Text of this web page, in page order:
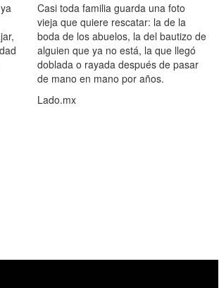
Casi toda familia guarda una foto
vieja que quiere rescatar: la de la
boda de los abuelos, la del bautizo de
alguien que ya no está, la que llegó
doblada o rayada después de pasar
de mano en mano por años.
Lado.mx